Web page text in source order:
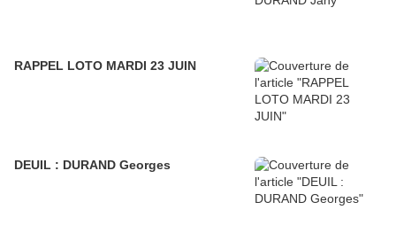
RAPPEL LOTO MARDI 23 JUIN
DEUIL : DURAND Georges